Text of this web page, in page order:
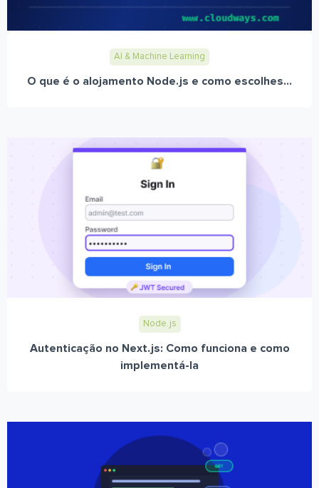
AI & Machine Learning
O que é o alojamento Node.js e como escolhes...
Node.js
Autenticação no Next.js: Como funciona e como
implementá-la